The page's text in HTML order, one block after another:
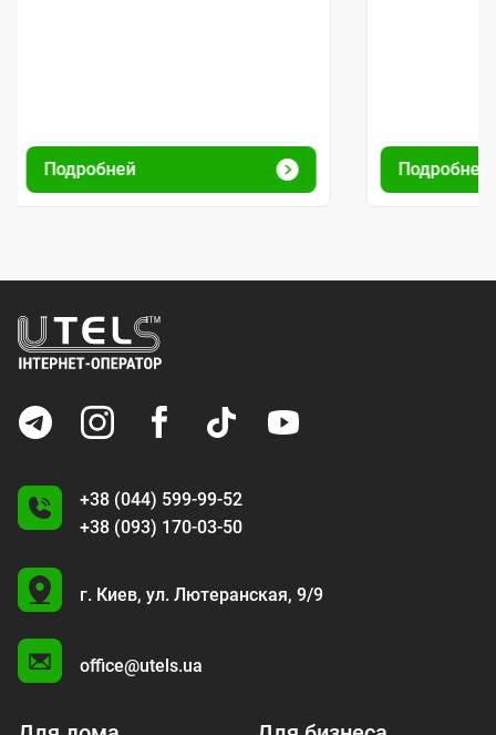
Подробней Подробней
+38 (044) 599-99-52
+38 (093) 170-03-50
U
г. Киев, ул. Лютеранская, 9/9
office@utels.ua